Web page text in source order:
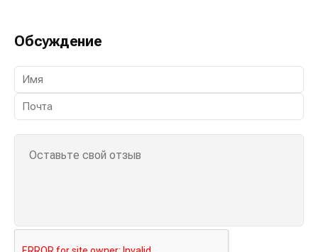
Обсуждение